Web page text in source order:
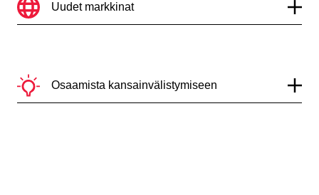
Uudet markkinat
Osaamista kansainvälistymiseen